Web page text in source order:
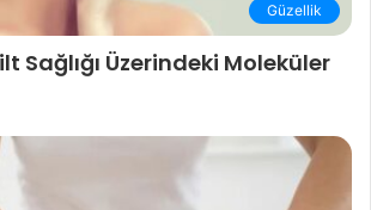
Güzellik
Sağlığı Üzerindeki Moleküler